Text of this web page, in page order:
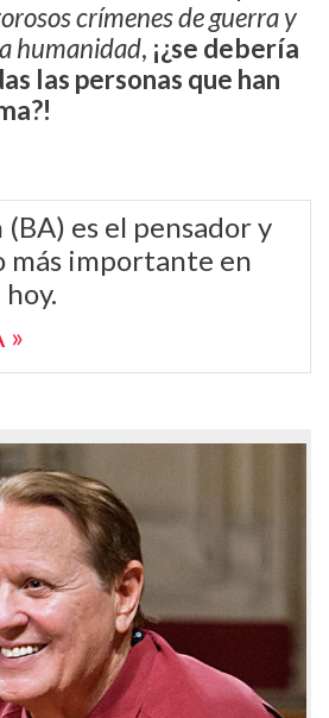
crímenes de guerra y
humanidad, ¡¿se debería
las personas que han
(BA) es el pensador y
más importante en
»